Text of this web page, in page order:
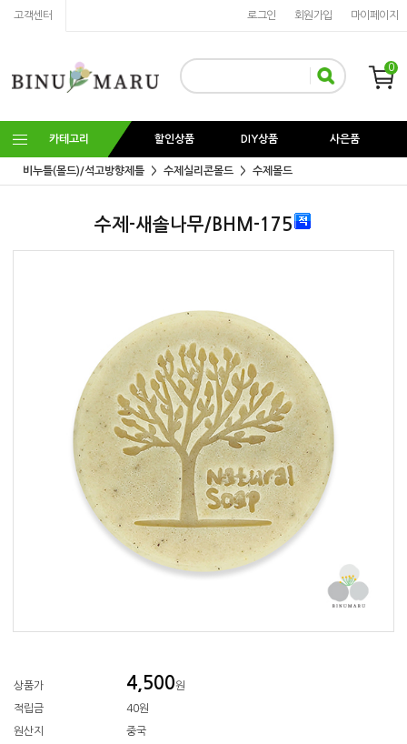
고객센터 마이페이지
회원가입
로그인
0
카테고리 할인상품 DIY상품 사은품
비누틀(몰드)/석고방향제틀 수제실리콘몰드 수제몰드
수제-새솔나무/BHM-175
상품가 4,500원
적립금 40원
원산지 중국